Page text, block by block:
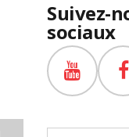
Suivez-
sociaux